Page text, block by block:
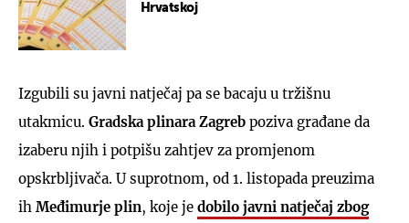
Hrvatskoj
Izgubili su javni natječaj pa se bacaju u tržišnu
utakmicu. Gradska plinara Zagreb poziva građane da
izaberu njih i potpišu zahtjev za promjenom
opskrbljivača. U suprotnom, od 1. listopada preuzima
ih Međimurje plin, koje je dobilo javni natječaj zbog